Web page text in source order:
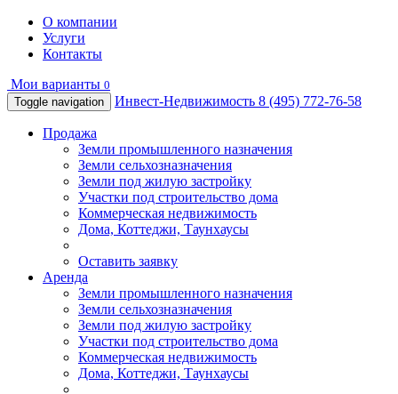
О компании
Услуги
Контакты
Мои варианты 0
Toggle navigation
Инвест-Недвижимость 8 (495) 772-76-58
Продажа
Земли промышленного назначения
Земли сельхозназначения
Земли под жилую застройку
Участки под строительство дома
Коммерческая недвижимость
Дома, Коттеджи, Таунхаусы
Оставить заявку
Аренда
Земли промышленного назначения
Земли сельхозназначения
Земли под жилую застройку
Участки под строительство дома
Коммерческая недвижимость
Дома, Коттеджи, Таунхаусы